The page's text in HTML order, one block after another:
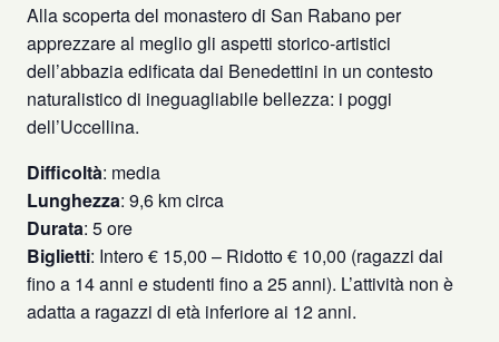
Alla scoperta del monastero di San Rabano per
apprezzare al meglio gli aspetti storico-artistici
dell’abbazia edificata dai Benedettini in un contesto
naturalistico di ineguagliabile bellezza: i poggi
dell’Uccellina.
Difficoltà: media
Lunghezza: 9,6 km circa
Durata: 5 ore
Biglietti: Intero € 15,00 – Ridotto € 10,00 (ragazzi dai
fino a 14 anni e studenti fino a 25 anni). L’attività non è
adatta a ragazzi di età inferiore ai 12 anni.